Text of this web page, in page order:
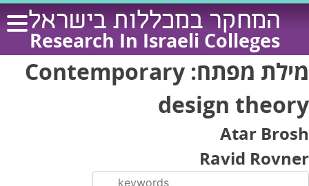
Skip
content
המחקר במכללות בישראל
Research In Israeli Colleges
מילת מפתח: Contemporary
design theory
Atar Brosh
Ravid Rovner